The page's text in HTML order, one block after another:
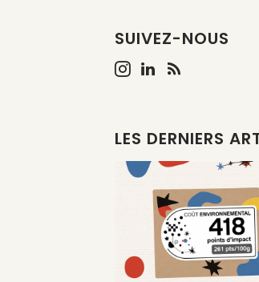
SUIVEZ-NOUS
LES DERNIERS